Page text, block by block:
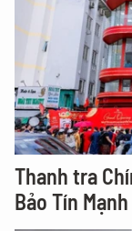
Thanh tra
Bảo Tín